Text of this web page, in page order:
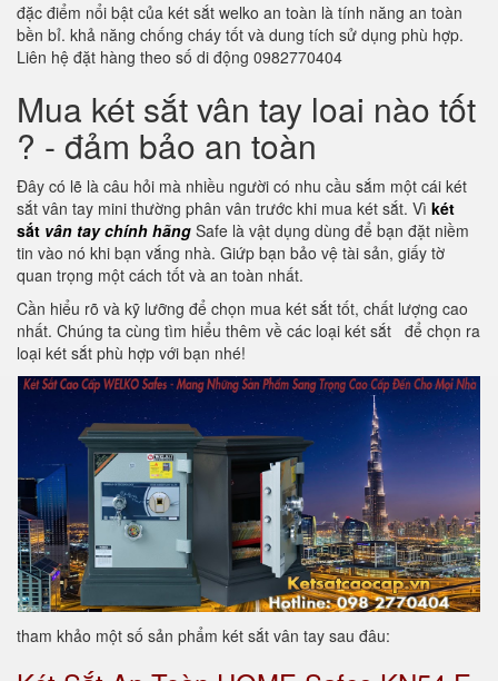
đặc điểm nổi bật của két sắt welko an toàn là tính năng an toàn
bền bỉ. khả năng chống cháy tốt và dung tích sử dụng phù hợp.
Liên hệ đặt hàng theo số di động 0982770404
Mua két sắt vân tay loai nào tốt
? - đảm bảo an toàn
Đây có lẽ là câu hỏi mà nhiều người có nhu cầu sắm một cái két
sắt vân tay mini thường phân vân trước khi mua két sắt. Vì két
sắt vân tay chính hãng Safe là vật dụng dùng để bạn đặt niềm
tin vào nó khi bạn vắng nhà. Giứp bạn bảo vệ tài sản, giấy tờ
quan trọng một cách tốt và an toàn nhất.
Cần hiểu rõ và kỹ lưỡng để chọn mua két sắt tốt, chất lượng cao
nhất. Chúng ta cùng tìm hiểu thêm về các loại két sắt để chọn ra
loại két sắt phù hợp với bạn nhé!
tham khảo một số sản phẩm két sắt vân tay sau đâu: